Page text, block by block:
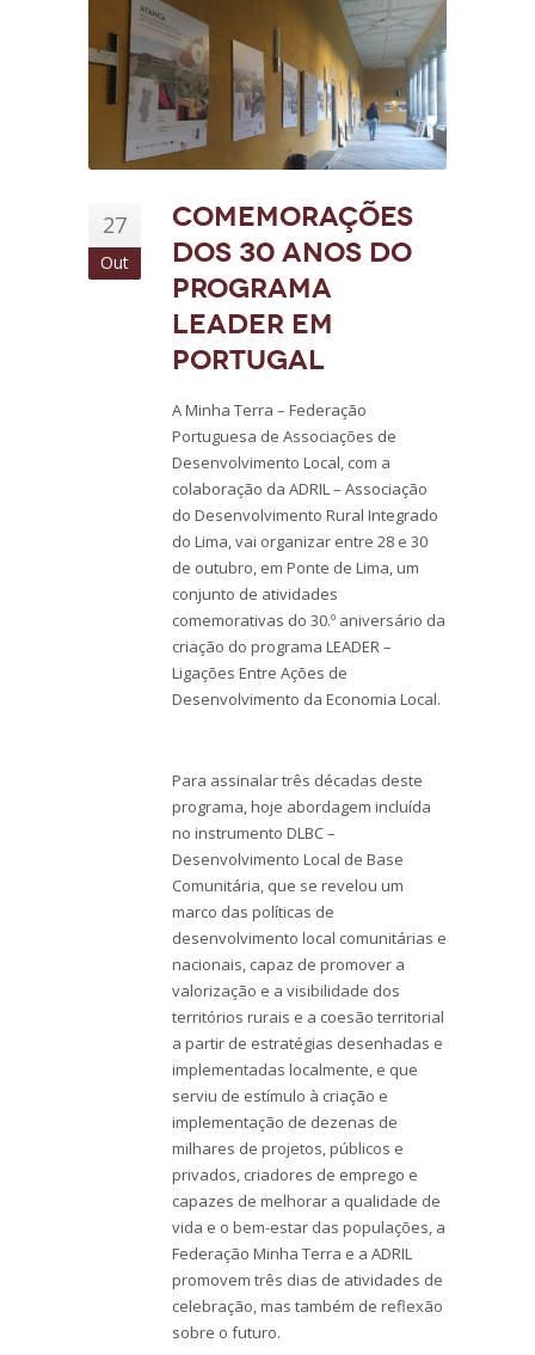
27
Out
Comemorações
dos 30 anos do
Programa
LEADER em
Portugal
A Minha Terra – Federação
Portuguesa de Associações de
Desenvolvimento Local, com a
colaboração da ADRIL – Associação
do Desenvolvimento Rural Integrado
do Lima, vai organizar entre 28 e 30
de outubro, em Ponte de Lima, um
conjunto de atividades
comemorativas do 30.º aniversário da
criação do programa LEADER –
Ligações Entre Ações de
Desenvolvimento da Economia Local.
Para assinalar três décadas deste
programa, hoje abordagem incluída
no instrumento DLBC –
Desenvolvimento Local de Base
Comunitária, que se revelou um
marco das políticas de
desenvolvimento local comunitárias e
nacionais, capaz de promover a
valorização e a visibilidade dos
territórios rurais e a coesão territorial
a partir de estratégias desenhadas e
implementadas localmente, e que
serviu de estímulo à criação e
implementação de dezenas de
milhares de projetos, públicos e
privados, criadores de emprego e
capazes de melhorar a qualidade de
vida e o bem-estar das populações, a
Federação Minha Terra e a ADRIL
promovem três dias de atividades de
celebração, mas também de reflexão
sobre o futuro.